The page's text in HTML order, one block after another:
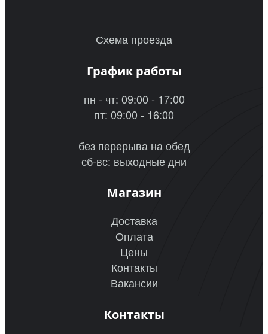
Схема проезда
График работы
пн - чт: 09:00 - 17:00
пт: 09:00 - 16:00
без перерыва на обед
сб-вс: выходные дни
Магазин
Доставка
Оплата
Цены
Контакты
Вакансии
Контакты